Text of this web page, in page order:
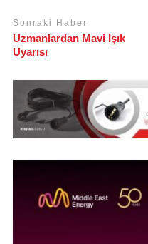
Sonraki Haber
Uzmanlardan Mavi Işık
Uyarısı